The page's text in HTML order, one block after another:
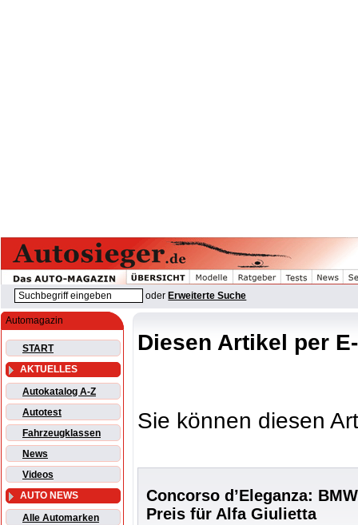
oder Erweiterte Suche
Automagazin
START
AKTUELLES
Autokatalog A-Z
Autotest
Fahrzeugklassen
News
Videos
AUTO NEWS
Alle Automarken
Diesen Artikel per
Sie können diesen
Concorso d’Eleganza: BMW
Preis für Alfa Giulietta